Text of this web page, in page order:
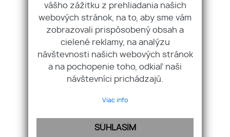
Úvod
O nás
Zabezpečujeme
GDPR
Kontakt
Vzor odstúpenia od zmluvy/objednávky
Ponuka nehnuteľností
vášho zážitku z prehliadania našich
webových stránok, na to, aby sme vám
zobrazovali prispôsobený obsah a
cielené reklamy, na analýzu
návštevnosti našich webových stránok
a na pochopenie toho, odkiaľ naši
návštevníci prichádzajú.
Viac info
SÚHLASÍM